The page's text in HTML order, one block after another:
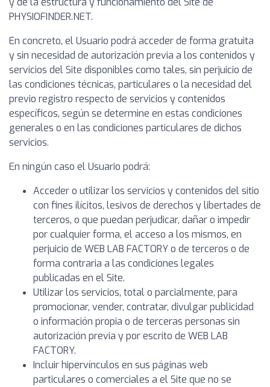
PHYSIOFINDER.NET.
En concreto, el Usuario podrá acceder de forma gratuita
y sin necesidad de autorización previa a los contenidos y
servicios del Site disponibles como tales, sin perjuicio de
las condiciones técnicas, particulares o la necesidad del
previo registro respecto de servicios y contenidos
específicos, según se determine en estas condiciones
generales o en las condiciones particulares de dichos
servicios.
En ningún caso el Usuario podrá:
Acceder o utilizar los servicios y contenidos del sitio
con fines ilícitos, lesivos de derechos y libertades de
terceros, o que puedan perjudicar, dañar o impedir
por cualquier forma, el acceso a los mismos, en
perjuicio de WEB LAB FACTORY o de terceros o de
forma contraria a las condiciones legales
publicadas en el Site.
Utilizar los servicios, total o parcialmente, para
promocionar, vender, contratar, divulgar publicidad
o información propia o de terceras personas sin
autorización previa y por escrito de WEB LAB
FACTORY.
Incluir hipervínculos en sus páginas web
particulares o comerciales a el Site que no se